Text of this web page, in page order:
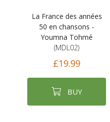
La France des années
50 en chansons -
Youmna Tohmé
(MDL02)
£19.99
BUY